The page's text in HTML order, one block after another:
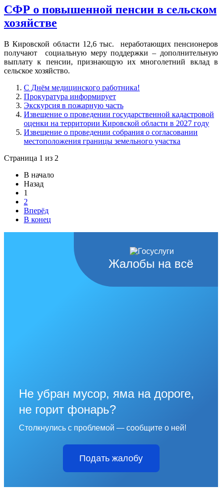
СФР о повышенной пенсии в сельском
хозяйстве
В Кировской области 12,6 тыс. неработающих пенсионеров
получают социальную меру поддержки – дополнительную
выплату к пенсии, признающую их многолетний вклад в
сельское хозяйство.
С Днём медицинского работника!
Прокуратура информирует
Экскурсия в пожарную часть
Извещение о проведении государственной кадастровой
оценки на территории Кировской области в 2027 году
Извещение о проведении собрания о согласовании
местоположения границы земельного участка
Страница 1 из 2
В начало
Назад
1
2
Вперёд
В конец
Жалобы на всё
Не убран мусор, яма на дороге,
не горит фонарь?
Столкнулись с проблемой — сообщите о ней!
Подать жалобу